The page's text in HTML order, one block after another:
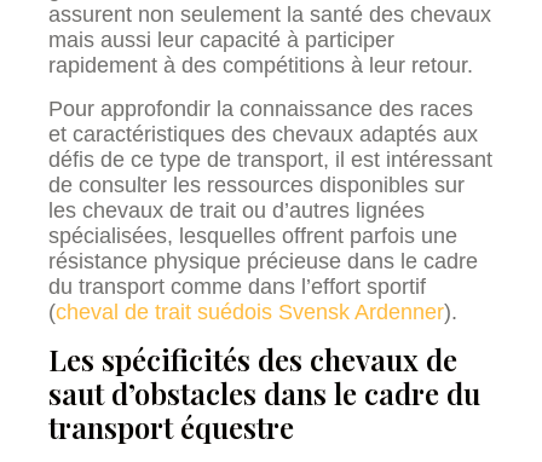
assurent non seulement la santé des chevaux
mais aussi leur capacité à participer
rapidement à des compétitions à leur retour.
Pour approfondir la connaissance des races
et caractéristiques des chevaux adaptés aux
défis de ce type de transport, il est intéressant
de consulter les ressources disponibles sur
les chevaux de trait ou d’autres lignées
spécialisées, lesquelles offrent parfois une
résistance physique précieuse dans le cadre
du transport comme dans l’effort sportif
(cheval de trait suédois Svensk Ardenner).
Les spécificités des chevaux de
saut d’obstacles dans le cadre du
transport équestre